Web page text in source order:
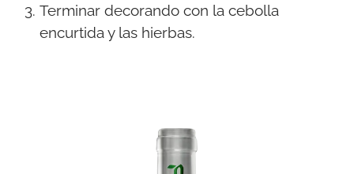
Terminar decorando con la cebolla
encurtida y las hierbas.